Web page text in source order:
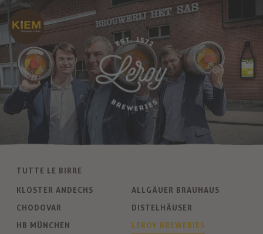
TUTTE LE BIRRE
KLOSTER ANDECHS
ALLGÄUER BRAUHAUS
CHODOVAR
DISTELHÄUSER
HB MÜNCHEN
LEROY BREWERIES